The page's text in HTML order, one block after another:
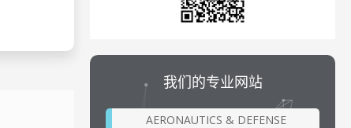
我们的专业网站
AERONAUTICS & DEFENSE